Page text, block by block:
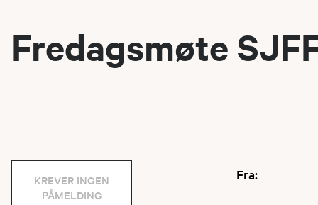
Fredagsmøte
Fra:
KREVER INGEN
PÅMELDING